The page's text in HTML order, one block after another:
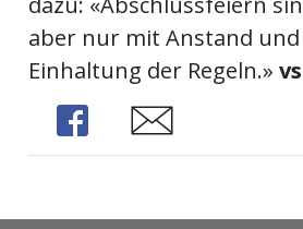
aber nur mit Anstand
Einhaltung der Regeln.»
Share
Share